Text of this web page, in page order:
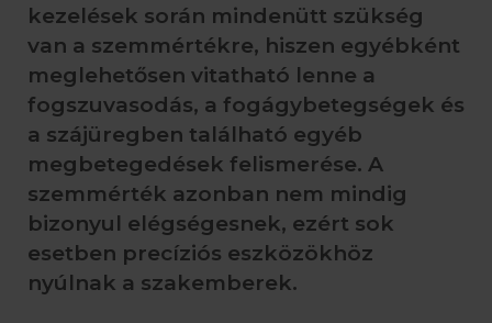
kezelések során mindenütt szükség
van a szemmértékre, hiszen egyébként
meglehetősen vitatható lenne a
fogszuvasodás, a fogágybetegségek és
a szájüregben található egyéb
megbetegedések felismerése. A
szemmérték azonban nem mindig
bizonyul elégségesnek, ezért sok
esetben precíziós eszközökhöz
nyúlnak a szakemberek.